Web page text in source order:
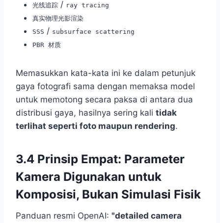
光线追踪 / ray tracing
真实物理光影渲染
SSS / subsurface scattering
PBR 材质
Memasukkan kata-kata ini ke dalam petunjuk
gaya fotografi sama dengan memaksa model
untuk memotong secara paksa di antara dua
distribusi gaya, hasilnya sering kali tidak
terlihat seperti foto maupun rendering.
3.4 Prinsip Empat: Parameter
Kamera Digunakan untuk
Komposisi, Bukan Simulasi Fisik
Panduan resmi OpenAI: "detailed camera